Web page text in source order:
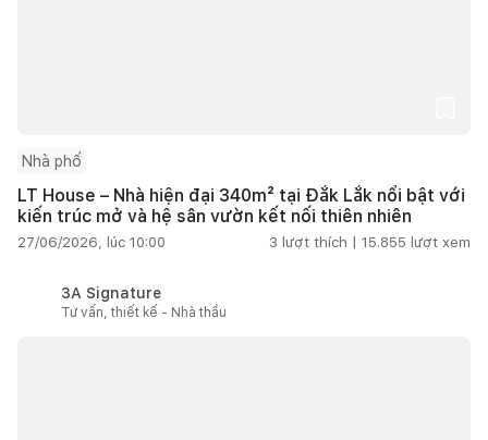
Nhà phố
LT House – Nhà hiện đại 340m² tại Đắk Lắk nổi bật với
kiến trúc mở và hệ sân vườn kết nối thiên nhiên
27/06/2026, lúc 10:00 3 lượt thích | 15.855 lượt xem
3A Signature
Tư vấn, thiết kế - Nhà thầu